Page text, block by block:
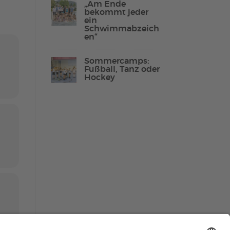
Lebenshilfe Sport
Reha-Sport
„Am Ende
bekommt jeder
ein
Schwimmabzeich
en“
Sommercamps:
Fußball, Tanz oder
Hockey